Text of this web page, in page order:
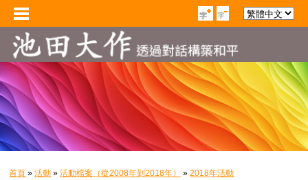
首頁 »活動 »活動檔案（從2008年到2018年） »2018年活動